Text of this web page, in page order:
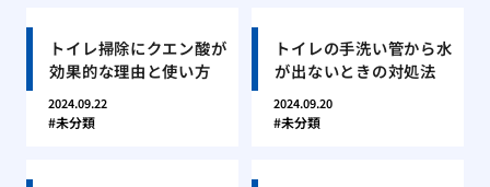
トイレ掃除にクエン酸が
効果的な理由と使い方
2024.09.22
未分類
トイレの手洗い管から水
が出ないときの対処法
2024.09.20
未分類